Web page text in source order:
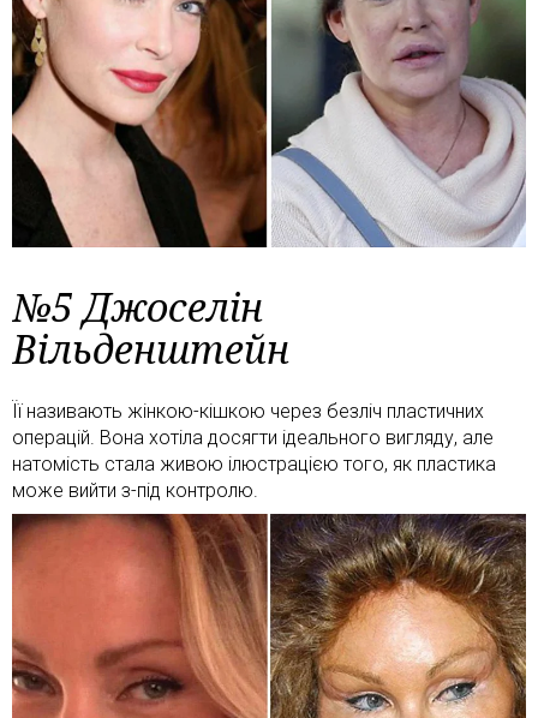
№5 Джоселін
Вільденштейн
Її називають жінкою-кішкою через безліч пластичних
операцій. Вона хотіла досягти ідеального вигляду, але
натомість стала живою ілюстрацією того, як пластика
може вийти з-під контролю.